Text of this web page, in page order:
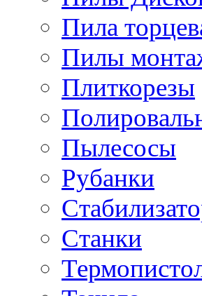
Пила
Пилы
Плиткорезы
Пылесосы
Рубанки
Станки